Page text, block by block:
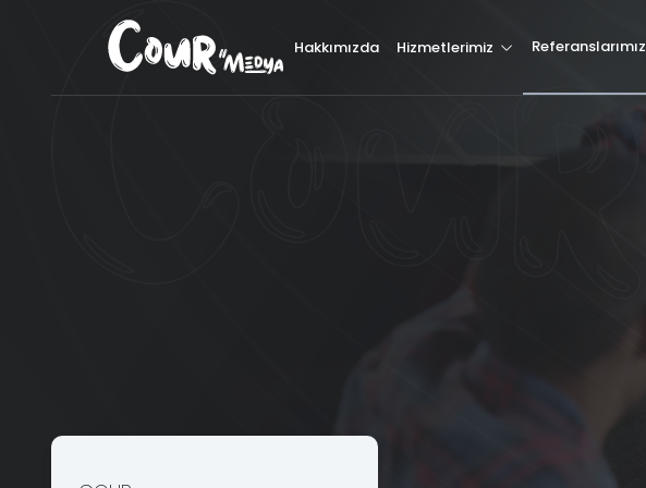
Hakkımızda Hizmetlerimiz Referanslarımız
Logo ve Kurumsal Kimlik
×